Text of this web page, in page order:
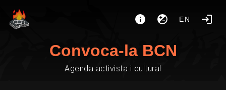
EN
Convoca-la BCN
Agenda activista i cultural